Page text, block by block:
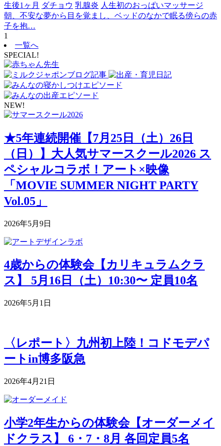
生後1ヶ月 ダチョウ 乳腺炎 人生初のおっぱいマッサージ
朝、不安な夢から目を覚まし、ベッドのなかで眠る傍らの赤
子を抱…
1
一覧へ
SPECIAL!
NEW!
★5年連続開催【7月25日（土）26日
（日）】大人気サマースクール2026 ス
ペシャルコラボ！アート×映像
「MOVIE SUMMER NIGHT PARTY
Vol.05」
2026年5月9日
4歳からの体験会【カリキュラムクラ
ス】 5月16日（土）10:30〜 定員10名
2026年5月1日
〈レポート〉九州初上陸！コドモデパ
ートin博多阪急
2026年4月21日
小学2年生からの体験会【オーダーメイ
ドクラス】 6・7・8月 各回定員5名